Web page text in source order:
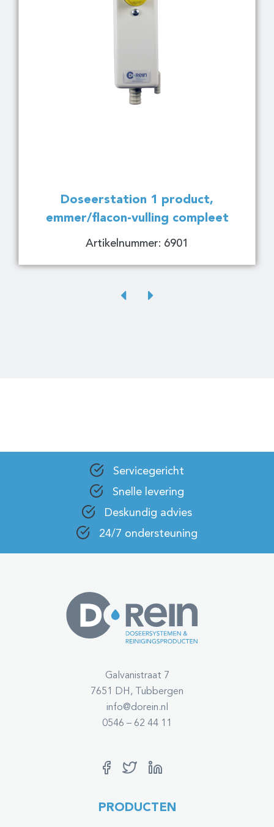
Doseerstation 1 product,
emmer/flacon-vulling compleet
Artikelnummer: 6901
Servicegericht
Snelle levering
Deskundig advies
24/7 ondersteuning
Galvanistraat 7
7651 DH, Tubbergen
info@dorein.nl
0546 – 62 44 11
PRODUCTEN